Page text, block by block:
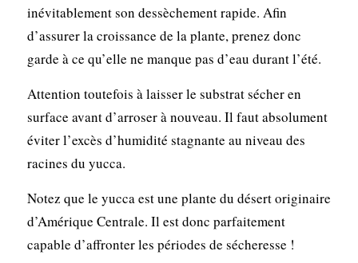
inévitablement son dessèchement rapide. Afin
d’assurer la croissance de la plante, prenez donc
garde à ce qu’elle ne manque pas d’eau durant l’été.
Attention toutefois à laisser le substrat sécher en
surface avant d’arroser à nouveau. Il faut absolument
éviter l’excès d’humidité stagnante au niveau des
racines du yucca.
Notez que le yucca est une plante du désert originaire
d’Amérique Centrale. Il est donc parfaitement
capable d’affronter les périodes de sécheresse !